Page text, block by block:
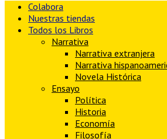
Colabora
Nuestras tiendas
Todos los Libros
Narrativa
Narrativa extranjera
Narrativa
Novela Histórica
Ensayo
Política
Historia
Economía
Filosofía